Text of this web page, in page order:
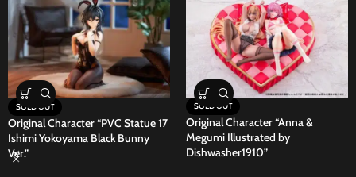
SOLD OUT
Original Character “PVC Statue 17
Ishimi Yokoyama Black Bunny
Ver.”
SOLD OUT
Original Character “Anna &
Megumi Illustrated by
Dishwasher1910”